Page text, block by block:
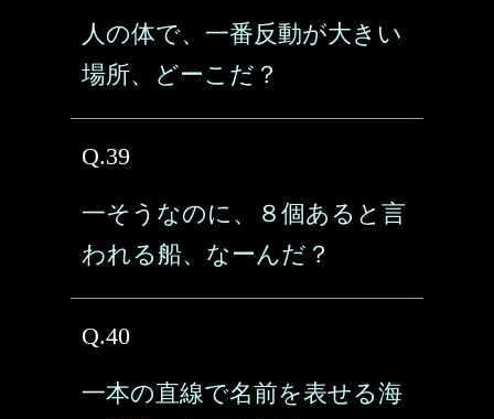
人の体で、一番反動が大きい
場所、どーこだ？
Q.39
一そうなのに、８個あると言
われる船、なーんだ？
Q.40
一本の直線で名前を表せる海